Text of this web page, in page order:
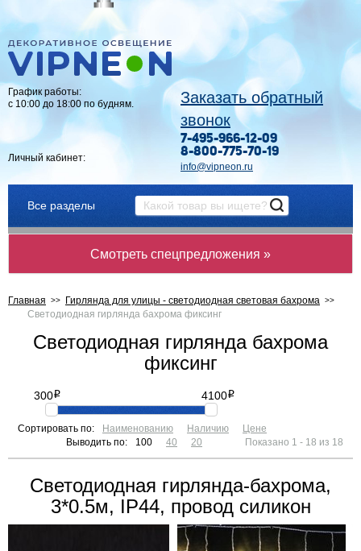
График работы:
с 10:00 до 18:00 по будням.
Личный кабинет:
Заказать обратный
звонок
7-495-966-12-09
8-800-775-70-19
info@vipneon.ru
Все разделы
Смотреть спецпредложения »
Главная
Гирлянда для улицы - светодиодная световая бахрома
Светодиодная гирлянда бахрома фиксинг
Светодиодная гирлянда бахрома
фиксинг
300i 4100i
Сортировать по: Наименованию Наличию
Цене
Выводить по:
100 40 20 Показано 1 - 18 из 18
Светодиодная гирлянда-бахрома,
3*0.5м, IP44, провод силикон